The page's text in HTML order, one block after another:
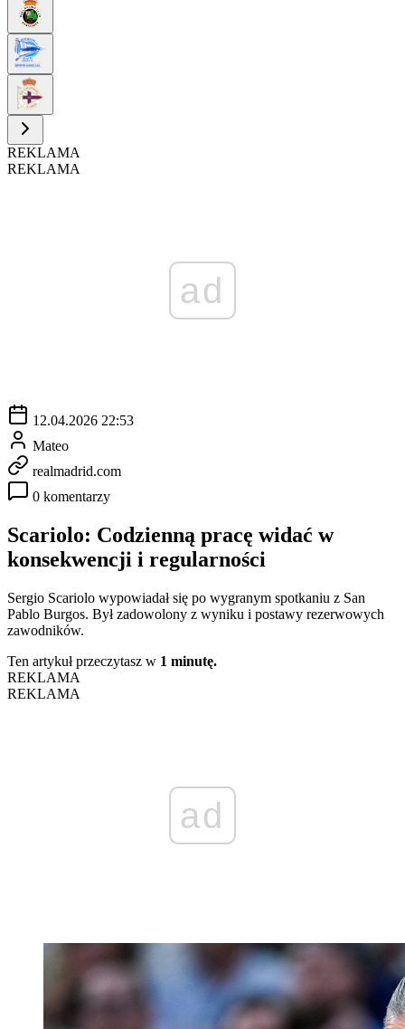
REKLAMA
REKLAMA
ad
12.04.2026 22:53
Mateo
realmadrid.com
0 komentarzy
Scariolo: Codzienną pracę widać w
konsekwencji i regularności
Sergio Scariolo wypowiadał się po wygranym spotkaniu z San
Pablo Burgos. Był zadowolony z wyniku i postawy rezerwowych
zawodników.
Ten artykuł przeczytasz w 1 minutę.
REKLAMA
REKLAMA
ad